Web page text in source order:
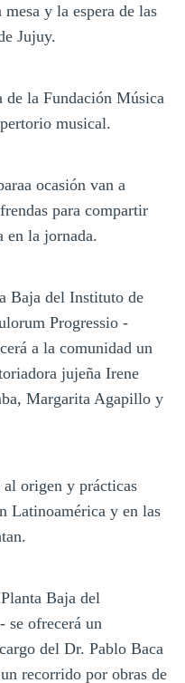
y la espera de las
Jujuy.
de la Fundación Música
musical.
ocasión van a
para compartir
en la jornada.
Baja del Instituto de
Progressio -
a la comunidad un
jujeña Irene
Margarita Agapillo y
origen y prácticas
Latinoamérica y en las
Baja del
se ofrecerá un
del Dr. Pablo Baca
recorrido por obras de